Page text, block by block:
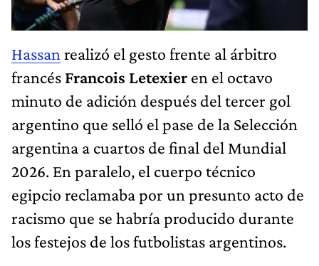
Hassan realizó el gesto frente al árbitro
francés Francois Letexier en el octavo
minuto de adición después del tercer gol
argentino que selló el pase de la Selección
argentina a cuartos de final del Mundial
2026. En paralelo, el cuerpo técnico
egipcio reclamaba por un presunto acto de
racismo que se habría producido durante
los festejos de los futbolistas argentinos.